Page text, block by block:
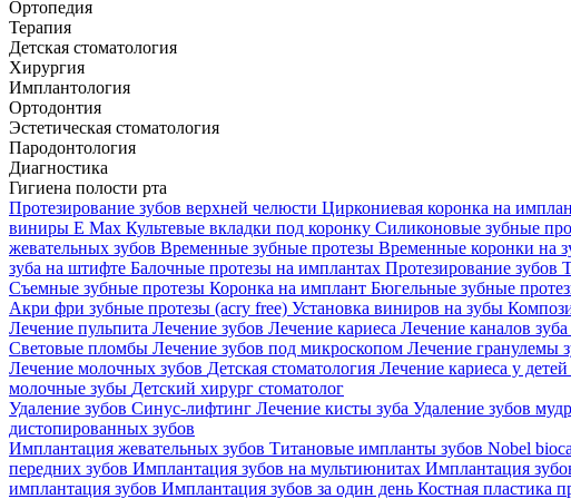
Ортопедия
Терапия
Детская стоматология
Хирургия
Имплантология
Ортодонтия
Эстетическая стоматология
Пародонтология
Диагностика
Гигиена полости рта
Протезирование зубов верхней челюсти Циркониевая коронка на
виниры E Max Культевые вкладки под коронку Силиконовые зубные
жевательных зубов Временные зубные протезы Временные коронки на
зуба на штифте Балочные протезы на имплантах Протезирование зубов
Съемные зубные протезы Коронка на имплант Бюгельные зубные
Акри фри зубные протезы (acry free) Установка виниров на зубы
Лечение пульпита Лечение зубов Лечение кариеса Лечение каналов зуба
Световые пломбы Лечение зубов под микроскопом Лечение гранулемы
Лечение молочных зубов Детская стоматология Лечение кариеса у детей
молочные зубы Детский хирург стоматолог
Удаление зубов Синус-лифтинг Лечение кисты зуба Удаление зубов
дистопированных зубов
Имплантация жевательных зубов Титановые импланты зубов Nobel
передних зубов Имплантация зубов на мультиюнитах Имплантация
имплантация зубов Имплантация зубов за один день Костная пластика